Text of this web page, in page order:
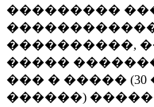
���������
����������,
�����
��� � ����� (
������)